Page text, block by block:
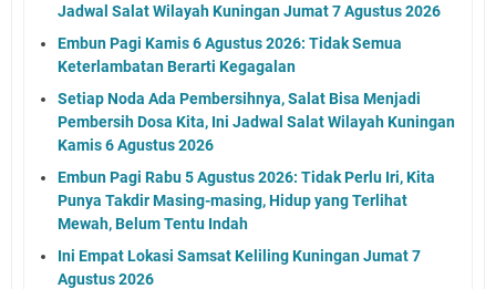
Jadwal Salat Wilayah Kuningan Jumat 7 Agustus 2026
Embun Pagi Kamis 6 Agustus 2026: Tidak Semua
Keterlambatan Berarti Kegagalan
Setiap Noda Ada Pembersihnya, Salat Bisa Menjadi
Pembersih Dosa Kita, Ini Jadwal Salat Wilayah Kuningan
Kamis 6 Agustus 2026
Embun Pagi Rabu 5 Agustus 2026: Tidak Perlu Iri, Kita
Punya Takdir Masing-masing, Hidup yang Terlihat
Mewah, Belum Tentu Indah
Ini Empat Lokasi Samsat Keliling Kuningan Jumat 7
Agustus 2026